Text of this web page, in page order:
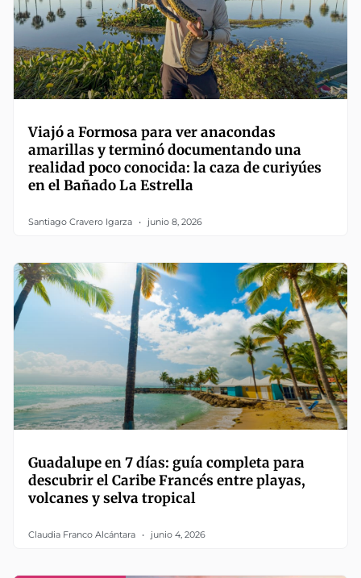
Viajó a Formosa para ver anacondas
amarillas y terminó documentando una
realidad poco conocida: la caza de curiyúes
en el Bañado La Estrella
Santiago Cravero Igarza junio 8, 2026
Guadalupe en 7 días: guía completa para
descubrir el Caribe Francés entre playas,
volcanes y selva tropical
Claudia Franco Alcántara junio 4, 2026